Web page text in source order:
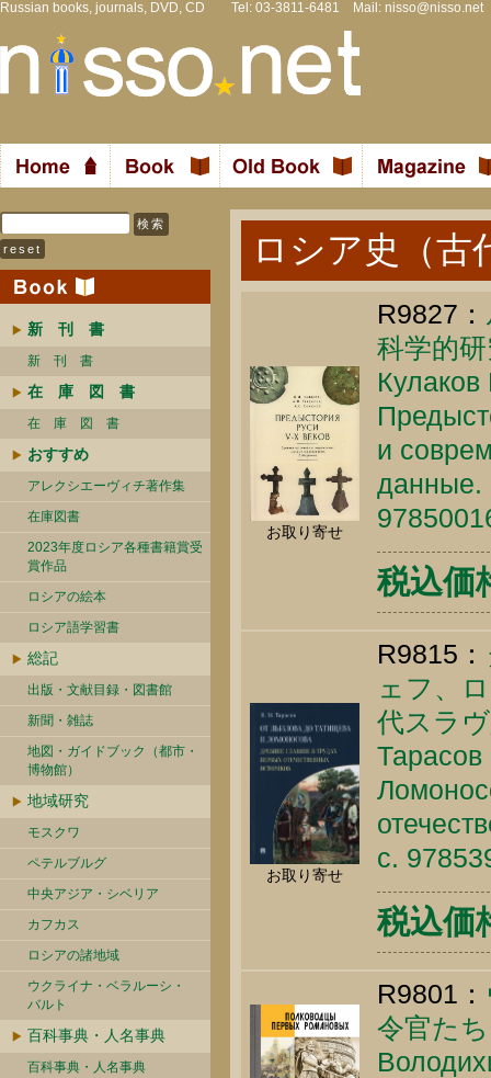
Russian books, journals, DVD, CD Tel: 03-3811-6481 Mail: nisso@nisso.net
新 刊 書
新 刊 書
在 庫 図 書
在 庫 図 書
おすすめ
アレクシエーヴィチ著作集
在庫図書
2023年度ロシア各種書籍賞受
賞作品
ロシアの絵本
ロシア語学習書
総記
出版・文献目録・図書館
新聞・雑誌
地図・ガイドブック（都市・
博物館）
地域研究
モスクワ
ペテルブルグ
中央アジア・シベリア
カフカス
ロシアの諸地域
ウクライナ・ベラルーシ・
バルト
百科事典・人名事典
百科事典・人名事典
ロシア史（古
お取り寄せ
R9827：
科学的
и
данные.
税込価
お取り寄せ
R9815：
ェフ、
代スラ
c.
税込価
R9801：
令官た